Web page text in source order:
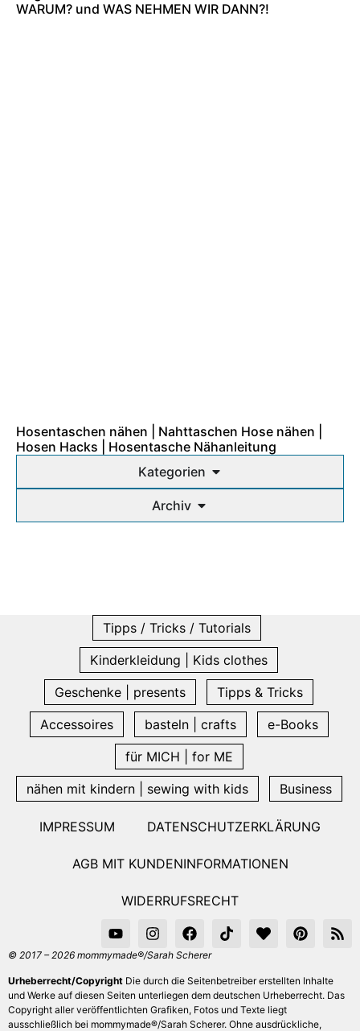
WARUM? und WAS NEHMEN WIR DANN?!
Hosentaschen nähen | Nahttaschen Hose nähen |
Hosen Hacks | Hosentasche Nähanleitung
Kategorien
Archiv
Tipps / Tricks / Tutorials
Kinderkleidung | Kids clothes
Geschenke | presents
Tipps & Tricks
Accessoires
basteln | crafts
e-Books
für MICH | for ME
nähen mit kindern | sewing with kids
Business
IMPRESSUM DATENSCHUTZERKLÄRUNG
AGB MIT KUNDENINFORMATIONEN
WIDERRUFSRECHT
© 2017 – 2026 mommymade®/Sarah Scherer
Urheberrecht/Copyright Die durch die Seitenbetreiber erstellten Inhalte
und Werke auf diesen Seiten unterliegen dem deutschen Urheberrecht. Das
Copyright aller veröffentlichten Grafiken, Fotos und Texte liegt
ausschließlich bei mommymade®/Sarah Scherer. Ohne ausdrückliche,